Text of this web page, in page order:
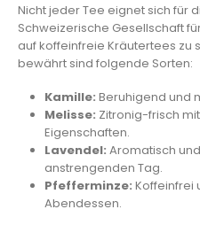
Nicht jeder Tee eignet sich für
Schweizerische Gesellschaft
auf koffeinfreie Kräutertees zu
bewährt sind folgende Sorten:
Kamille: Beruhigend und
Melisse: Zitronig-frisch
Eigenschaften.
Lavendel: Aromatisch
anstrengenden Tag.
Pfefferminze: Koffeinfrei
Abendessen.